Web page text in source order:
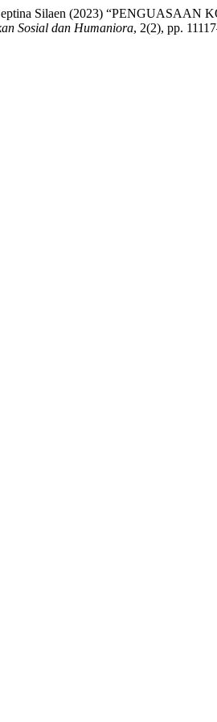
Septina Silaen (2023)
Sosial dan Humaniora, 2(2), pp.